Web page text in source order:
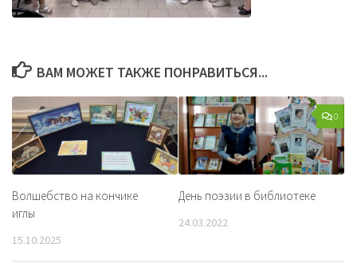
ВАМ МОЖЕТ ТАКЖЕ ПОНРАВИТЬСЯ...
Волшебство на кончике
иглы
15.10.2025
0
День поэзии в библиотеке
24.03.2022